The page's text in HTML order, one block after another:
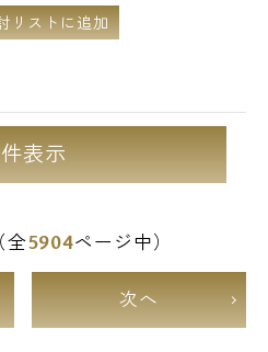
リストに追加
表示
全5904ページ中）
次へ